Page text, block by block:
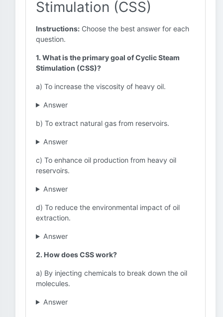
Stimulation (CSS)
Instructions: Choose the best answer for each
question.
1. What is the primary goal of Cyclic Steam
Stimulation (CSS)?
a) To increase the viscosity of heavy oil.
Answer
b) To extract natural gas from reservoirs.
Answer
c) To enhance oil production from heavy oil
reservoirs.
Answer
d) To reduce the environmental impact of oil
extraction.
Answer
2. How does CSS work?
a) By injecting chemicals to break down the oil
molecules.
Answer